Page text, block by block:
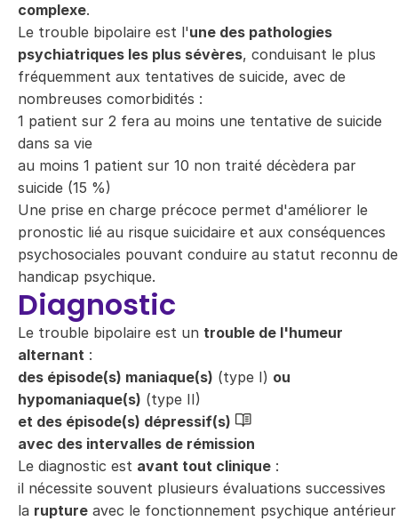
complexe.
Le trouble bipolaire est l'une des pathologies
psychiatriques les plus sévères, conduisant le plus
fréquemment aux tentatives de suicide, avec de
nombreuses comorbidités :
1 patient sur 2 fera au moins une tentative de suicide
dans sa vie
au moins 1 patient sur 10 non traité décèdera par
suicide (15 %)
Une prise en charge précoce permet d'améliorer le
pronostic lié au risque suicidaire et aux conséquences
psychosociales pouvant conduire au statut reconnu de
handicap psychique.
Diagnostic
Le trouble bipolaire est un trouble de l'humeur
alternant :
des épisode(s) maniaque(s) (type I) ou
hypomaniaque(s) (type II)
et des épisode(s) dépressif(s)
avec des intervalles de rémission
Le diagnostic est avant tout clinique :
il nécessite souvent plusieurs évaluations successives
la rupture avec le fonctionnement psychique antérieur